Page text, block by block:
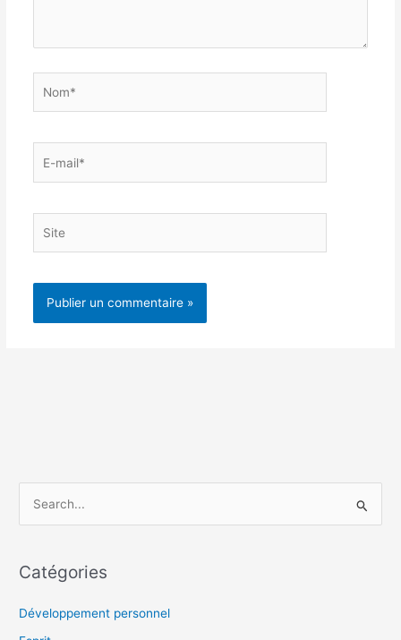
mail*
h
Catégories
Développement personnel